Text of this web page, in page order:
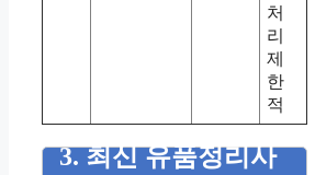
처
리
제
한
적
3. 최신 유품정리사